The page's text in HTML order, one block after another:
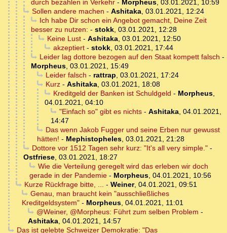
durch bezahlen in Verkehr - Morpheus, 03.01.2021, 10:59
Sollen andere machen - Ashitaka, 03.01.2021, 12:24
Ich habe Dir schon ein Angebot gemacht, Deine Zeit
besser zu nutzen: - stokk, 03.01.2021, 12:28
Keine Lust- Ashitaka, 03.01.2021, 12:50
akzeptiert- stokk, 03.01.2021, 17:44
Leider lag dottore bezogen auf den Staat kompett falsch -
Morpheus, 03.01.2021, 15:49
Leider falsch - rattrap, 03.01.2021, 17:24
Kurz- Ashitaka, 03.01.2021, 18:08
Kreditgeld der Banken ist Schuldgeld - Morpheus,
04.01.2021, 04:10
"Einfach so" gibt es nichts- Ashitaka, 04.01.2021,
14:47
Das wenn Jakob Fugger und seine Erben nur gewusst
hätten! - Mephistopheles, 03.01.2021, 21:28
Dottore vor 1512 Tagen sehr kurz: "It's all very simple."-
Ostfriese, 03.01.2021, 18:27
Wie die Verteilung geregelt wird das erleben wir doch
gerade in der Pandemie - Morpheus, 04.01.2021, 10:56
Kurze Rückfrage bitte, ... - Weiner, 04.01.2021, 09:51
Genau, man braucht kein "ausschließliches
Kreditgeldsystem" - Morpheus, 04.01.2021, 11:01
@Weiner, @Morpheus: Führt zum selben Problem -
Ashitaka, 04.01.2021, 14:57
Das ist gelebte Schweizer Demokratie: "Das